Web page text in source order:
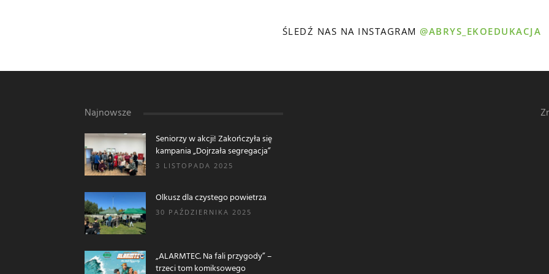
ŚLEDŹ NAS NA INSTAGRAM@ABRYS_EKOEDUKACJA
Najnowsze
Seniorzy w akcji! Zakończyła się
kampania „Dojrzała segregacja”
3 LISTOPADA 2025
Olkusz dla czystego powietrza
30 PAŹDZIERNIKA 2025
„ALARMTEC. Na fali przygody” –
trzeci tom komiksowego